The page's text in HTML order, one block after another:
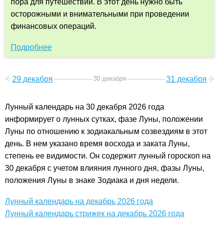
осторожными и внимательными при проведении
финансовых операций.
Подробнее
29 декабря 30 декабря 31 декабря
Лунный календарь на 30 декабря 2026 года
информирует о лунных сутках, фазе Луны, положении
Луны по отношению к зодиакальным созвездиям в этот
день. В нем указано время восхода и заката Луны,
степень ее видимости. Он содержит лунный гороскоп на
30 декабря с учетом влияния лунного дня, фазы Луны,
положения Луны в знаке Зодиака и дня недели.
Лунный календарь на декабрь 2026 года
Лунный календарь стрижек на декабрь 2026 года